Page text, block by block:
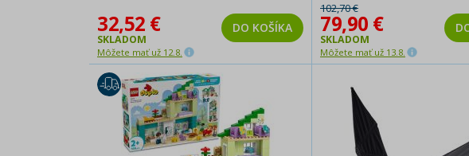
32,52 €
SKLADOM
Môžete mať už 12.8.
DO KOŠÍKA
102,70 €
79,90 €
SKLADOM
Môžete mať už 13.8.